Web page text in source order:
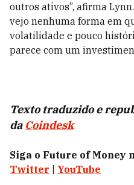
outros ativos”, afirma
vejo nenhuma forma em
volatilidade e pouco
parece com um
Texto traduzido e
da Coindesk
Siga o Future of Money
Twitter
YouTube